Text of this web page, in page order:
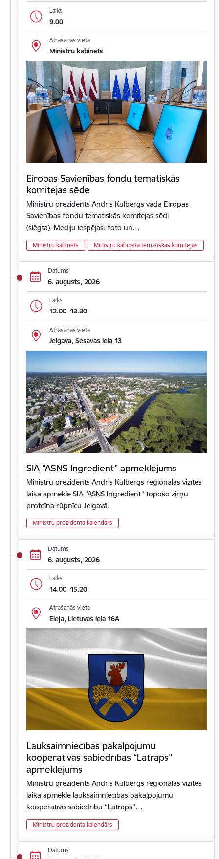
Laiks
9.00
Atrašanās vieta
Ministru kabinets
Eiropas Savienības fondu tematiskās
komitejas sēde
Ministru prezidents Andris Kulbergs vada Eiropas
Savienības fondu tematiskās komitejas sēdi
(slēgta). Mediju iespējas: foto un…
Ministru kabinets Ministru kabineta tematiskās komitejas
Datums
6. augusts, 2026
Laiks
12.00–13.30
Atrašanās vieta
Jelgava, Sesavas iela 13
SIA “ASNS Ingredient” apmeklējums
Ministru prezidents Andris Kulbergs reģionālās vizītes
laikā apmeklē SIA “ASNS Ingredient” topošo zirņu
proteīna rūpnīcu Jelgavā.
Ministru prezidenta kalendārs
Datums
6. augusts, 2026
Laiks
14.00–15.20
Atrašanās vieta
Eleja, Lietuvas iela 16A
Lauksaimniecības pakalpojumu
kooperatīvās sabiedrības “Latraps”
apmeklējums
Ministru prezidents Andris Kulbergs reģionālās vizītes
laikā apmeklē lauksaimniecības pakalpojumu
kooperatīvo sabiedrību “Latraps”…
Ministru prezidenta kalendārs
Datums